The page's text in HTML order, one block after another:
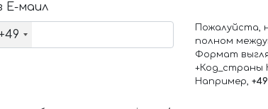
Е-маил
Пожалуйста,
полном
Формат
+Код_страны
Например,